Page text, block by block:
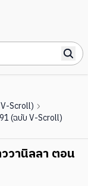
Scroll)
(ฉบับ V-Scroll)
วานิลลา ตอน